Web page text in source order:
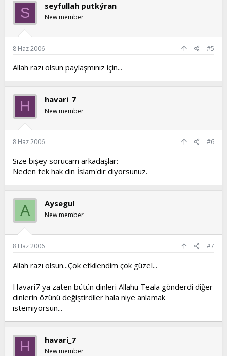
S seyfullah putkýran
New member
8 Haz 2006 #5
Allah razı olsun paylaşmınız için...
H havari_7
New member
8 Haz 2006 #6
Size bişey sorucam arkadaşlar:
Neden tek hak din İslam'dır diyorsunuz.
A Aysegul
New member
8 Haz 2006 #7
Allah razı olsun...Çok etkilendim çok güzel...
Havari7 ya zaten bütün dinleri Allahu Teala gönderdi diğer
dinlerin özünü değiştirdiler hala niye anlamak
istemiyorsun...
H havari_7
New member